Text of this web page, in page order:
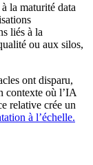
la maturité data
liés à la
ou aux silos,
ont disparu,
contexte où l’IA
relative crée un
à l’échelle.